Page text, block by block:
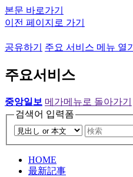
본문 바로가기
이전 페이지로 가기
공유하기 주요 서비스 메뉴 열기
주요서비스
중앙일보 메가메뉴로 돌아가기
검색어 입력폼
HOME
最新記事